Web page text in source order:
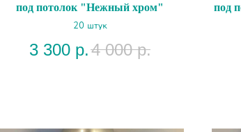
под потолок "Нежный хром"
20 штук
3 300 р.4 000 р.
под